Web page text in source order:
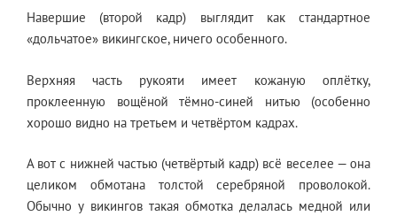
Навершие (второй кадр) выглядит как стандартное
«дольчатое» викингское, ничего особенного.
Верхняя часть рукояти имеет кожаную оплётку,
проклеенную вощёной тёмно-синей нитью (особенно
хорошо видно на третьем и четвёртом кадрах.
А вот с нижней частью (четвёртый кадр) всё веселее — она
целиком обмотана толстой серебряной проволокой.
Обычно у викингов такая обмотка делалась медной или